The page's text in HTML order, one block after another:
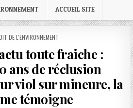
ACCUEIL SITE
DE L'ENVIRONNEMENT:
toute fraiche :
ans de réclusion
viol sur mineure, la
témoigne